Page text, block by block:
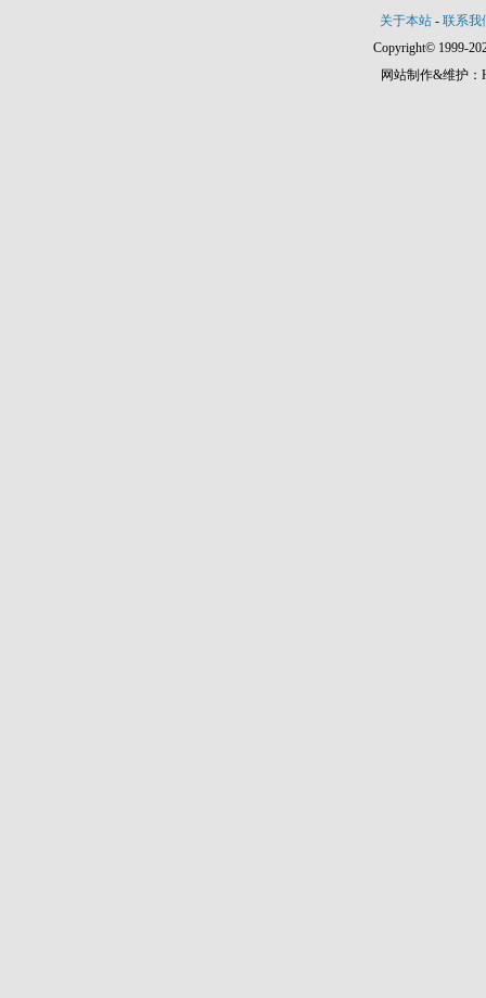
关于本站 - 联系我
Copyright© 1999-
网站制作&维护